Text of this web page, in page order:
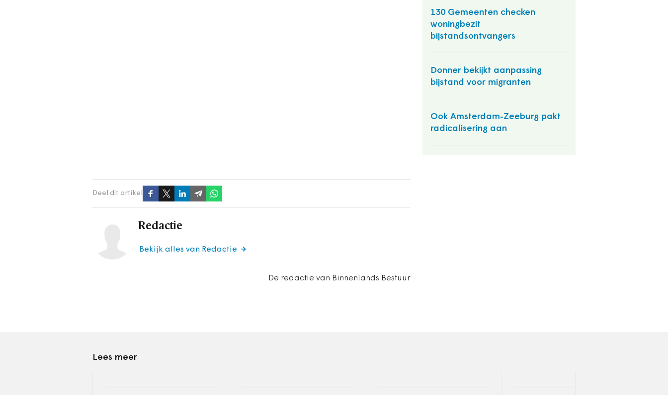
130 Gemeenten checken
woningbezit
bijstandsontvangers
Donner bekijkt aanpassing
bijstand voor migranten
Ook Amsterdam-Zeeburg pakt
radicalisering aan
Deel dit artikel
Redactie
De redactie van Binnenlands Bestuur
Bekijk alles van Redactie
Lees meer